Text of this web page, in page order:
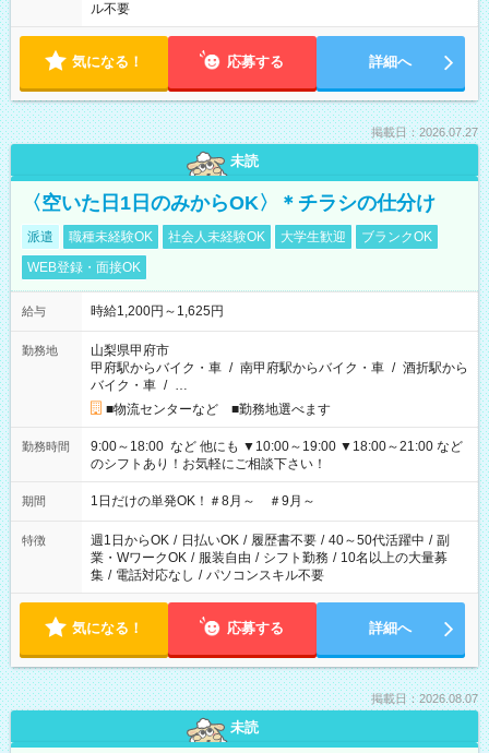
ル不要
気になる！ 応募する 詳細へ
掲載日：2026.07.27
未読
〈空いた日1日のみからOK〉＊チラシの仕分け
派遣 職種未経験OK 社会人未経験OK 大学生歓迎
ブランクOK
WEB登録・面接OK
給与 時給1,200円～1,625円
勤務地
山梨県甲府市
甲府駅からバイク・車 / 南甲府駅からバイク・車 / 酒折駅から
バイク・車 / …
■物流センターなど ■勤務地選べます
勤務時間
9:00～18:00 など 他にも ▼10:00～19:00 ▼18:00～21:00 など
のシフトあり！お気軽にご相談下さい！
期間 1日だけの単発OK！＃8月～ ＃9月～
特徴 週1日からOK / 日払いOK / 履歴書不要 / 40～50代活躍中 / 副
業・WワークOK / 服装自由 / シフト勤務 / 10名以上の大量募
集 / 電話対応なし / パソコンスキル不要
気になる！ 応募する 詳細へ
掲載日：2026.08.07
未読